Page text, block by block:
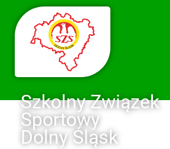
Szkolny Związek
Sportowy
Dolny Śląsk